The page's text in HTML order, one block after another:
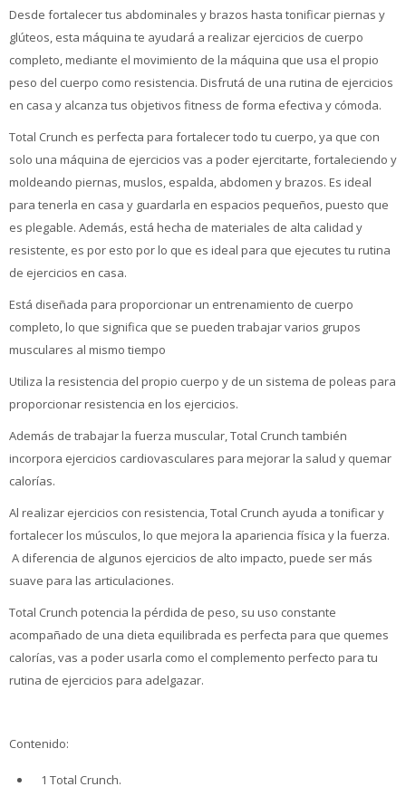
Desde fortalecer tus abdominales y brazos hasta tonificar piernas y
glúteos, esta máquina te ayudará a realizar ejercicios de cuerpo
completo, mediante el movimiento de la máquina que usa el propio
peso del cuerpo como resistencia. Disfrutá de una rutina de ejercicios
en casa y alcanza tus objetivos fitness de forma efectiva y cómoda.
Total Crunch es perfecta para fortalecer todo tu cuerpo, ya que con
solo una máquina de ejercicios vas a poder ejercitarte, fortaleciendo y
moldeando piernas, muslos, espalda, abdomen y brazos. Es ideal
para tenerla en casa y guardarla en espacios pequeños, puesto que
es plegable. Además, está hecha de materiales de alta calidad y
resistente, es por esto por lo que es ideal para que ejecutes tu rutina
de ejercicios en casa.
Está diseñada para proporcionar un entrenamiento de cuerpo
completo, lo que significa que se pueden trabajar varios grupos
musculares al mismo tiempo
Utiliza la resistencia del propio cuerpo y de un sistema de poleas para
proporcionar resistencia en los ejercicios.
Además de trabajar la fuerza muscular, Total Crunch también
incorpora ejercicios cardiovasculares para mejorar la salud y quemar
calorías.
Al realizar ejercicios con resistencia, Total Crunch ayuda a tonificar y
fortalecer los músculos, lo que mejora la apariencia física y la fuerza.
A diferencia de algunos ejercicios de alto impacto, puede ser más
suave para las articulaciones.
Total Crunch potencia la pérdida de peso, su uso constante
acompañado de una dieta equilibrada es perfecta para que quemes
calorías, vas a poder usarla como el complemento perfecto para tu
rutina de ejercicios para adelgazar.
Contenido:
1 Total Crunch.